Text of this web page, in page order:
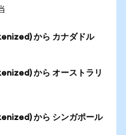
から カナダドル
から オーストラリ
から シンガポール